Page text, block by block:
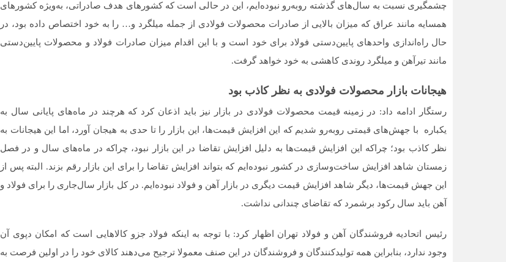
چشمگیری نسبت به سال‌‌‌های گذشته روبه‌رو نبوده‌‌‌ایم، این در حالی است که کشورهای هدف صادراتی، به‌‌‌ویژه کشورهای
همسایه مانند عراق که میزان بالایی از صادرات محصولات فولادی از جمله میلگرد و… را به خود اختصاص داده بود، در
حال راه‌‌‌اندازی واحدهای پایین‌‌‌دستی فولاد برای خود است و با این اقدام میزان صادرات فولاد و محصولات پایین‌‌‌دستی
مانند تیرآهن و میلگرد روندی کاهشی به خود خواهد گرفت.
هیجانات بازار محصولات فولادی به نظر کاذب بود
رستگار ادامه داد: در زمینه قیمت محصولات فولادی در بازار نیز باید اذعان کرد که هرچند در ماه‌‌‌های پایانی سال به
یکباره با جهش‌‌‌های قیمتی روبه‌رو شدیم که این افزایش قیمت‌‌‌ها، این بازار را تا حدی به هیجان آورد، اما این هیجانات به
نظر کاذب بود؛ چراکه این افزایش قیمت‌‌‌ها به دلیل افزایش تقاضا در این بازار نبود، چراکه در ماه‌‌‌های سال و در فصل
زمستان شاهد افزایش ساخت‌و‌سازی در کشور نبوده‌‌‌ایم که بتواند افزایش تقاضا را برای این بازار رقم بزند. البته پس از
این جهش قیمت‌‌‌ها، دیگر شاهد افزایش قیمت دیگری در بازار آهن و فولاد نبوده‌‌‌ایم. در کل بازار سال‌جاری را برای فولاد و
آهن باید سال رکود برشمرد که تقاضای چندانی نداشت.
رئیس اتحادیه فروشندگان آهن و فولاد تهران اظهار کرد: با توجه به اینکه فولاد جزو کالاهایی است که امکان دپوی آن
وجود ندارد، بنابراین همه تولیدکنندگان و فروشندگان در این صنف معمولا ترجیح می‌‌‌دهند کالای خود را در اولین فرصت به